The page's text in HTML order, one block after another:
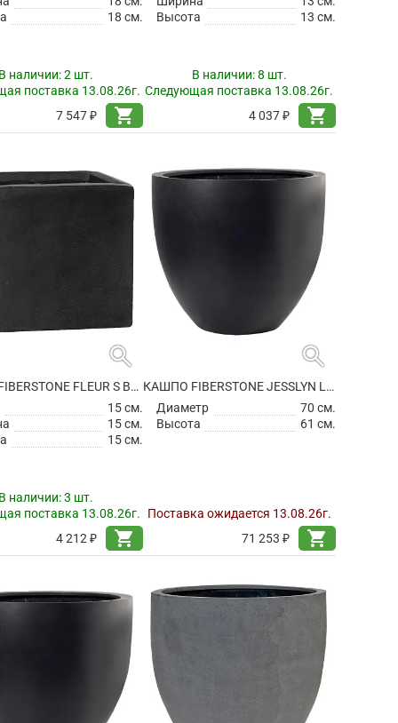
18 см.
наличии:2 шт.
поставка 13.08.26г.
7 547 ₽
shopping_cart
Высота
13 см.
В наличии:8 шт.
Следующая поставка 13.08.26г.
4 037 ₽
shopping_cart
search
КАШПО FIBERSTONE FLEUR S BLACK
15 см.
15 см.
15 см.
наличии:3 шт.
поставка 13.08.26г.
4 212 ₽
shopping_cart
search
КАШПО FIBERSTONE JESSLYN L BLACK
Диаметр
70 см.
Высота
61 см.
Поставка ожидается 13.08.26г.
71 253 ₽
shopping_cart